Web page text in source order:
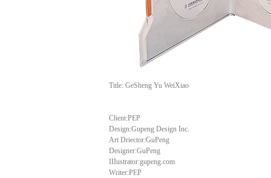
Title: GeSheng Yu WeiXiao
Client:PEP
Design:Gupeng Design Inc.
Art Driector:GuPeng
Designer:GuPeng
IIIustrator:gupeng.com
Writer:PEP